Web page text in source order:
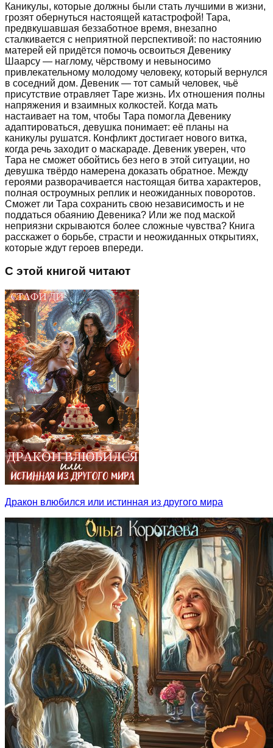
Каникулы, которые должны были стать лучшими в жизни,
грозят обернуться настоящей катастрофой! Тара,
предвкушавшая беззаботное время, внезапно
сталкивается с неприятной перспективой: по настоянию
матерей ей придётся помочь освоиться Девенику
Шаарсу — наглому, чёрствому и невыносимо
привлекательному молодому человеку, который вернулся
в соседний дом. Девеник — тот самый человек, чьё
присутствие отравляет Таре жизнь. Их отношения полны
напряжения и взаимных колкостей. Когда мать
настаивает на том, чтобы Тара помогла Девенику
адаптироваться, девушка понимает: её планы на
каникулы рушатся. Конфликт достигает нового витка,
когда речь заходит о маскараде. Девеник уверен, что
Тара не сможет обойтись без него в этой ситуации, но
девушка твёрдо намерена доказать обратное. Между
героями разворачивается настоящая битва характеров,
полная остроумных реплик и неожиданных поворотов.
Сможет ли Тара сохранить свою независимость и не
поддаться обаянию Девеника? Или же под маской
неприязни скрываются более сложные чувства? Книга
расскажет о борьбе, страсти и неожиданных открытиях,
которые ждут героев впереди.
С этой книгой читают
Дракон влюбился или истинная из другого мира